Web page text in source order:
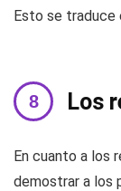
Esto se traduce
Los
En cuanto a los
demostrar a los